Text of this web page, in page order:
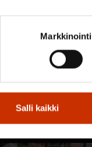
Markkinointi
Salli kaikki